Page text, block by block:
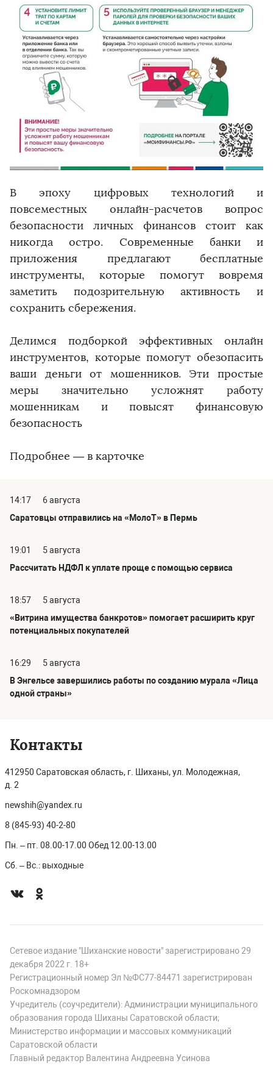
В эпоху цифровых технологий и
повсеместных онлайн-расчетов вопрос
безопасности личных финансов стоит как
никогда остро. Современные банки и
приложения предлагают бесплатные
инструменты, которые помогут вовремя
заметить подозрительную активность и
сохранить сбережения.
Делимся подборкой эффективных онлайн
инструментов, которые помогут обезопасить
ваши деньги от мошенников. Эти простые
меры значительно усложнят работу
мошенникам и повысят финансовую
безопасность
Подробнее — в карточке
14:17
6 августа
Саратовцы отправились на «МолоТ» в Пермь
19:01
5 августа
Рассчитать НДФЛ к уплате проще с помощью сервиса
18:57
5 августа
«Витрина имущества банкротов» помогает расширить круг
потенциальных покупателей
16:29
5 августа
В Энгельсе завершились работы по созданию мурала «Лица
одной страны»
Контакты
412950 Саратовская область, г. Шиханы, ул. Молодежная,
д. 2
newshih@yandex.ru
8 (845-93) 40-2-80
Пн. – пт. 08.00-17.00 Обед 12.00-13.00
Сб. – Вс.: выходные
Сетевое издание "Шиханские новости" зарегистрировано 29
декабря 2022 г. 18+
Регистрационный номер Эл №ФС77-84471 зарегистрирован
Роскомнадзором
Учредитель (соучредители): Администрации муниципального
образования города Шиханы Саратовской области;
Министерство информации и массовых коммуникаций
Саратовской области
Главный редактор Валентина Андреевна Усинова